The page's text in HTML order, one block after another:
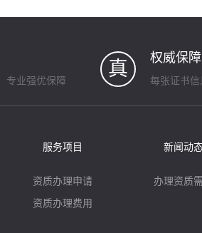
专业强优保障
真 权威保障
每张证书
服务项目
资质办理申请
资质办理费用
新闻动
办理资质